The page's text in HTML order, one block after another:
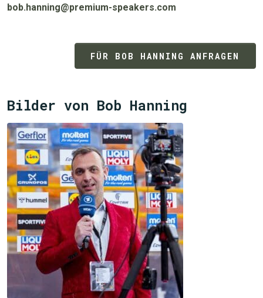
bob.hanning@premium-speakers.com
FÜR BOB HANNING ANFRAGEN
Bilder von Bob Hanning